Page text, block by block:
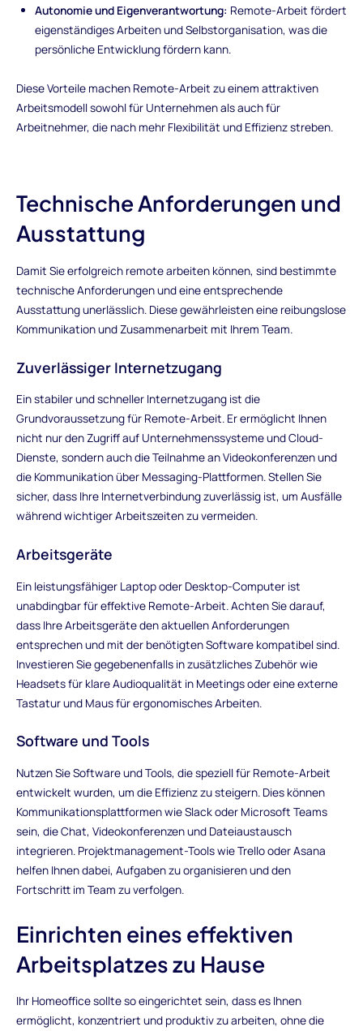
Autonomie und Eigenverantwortung: Remote-Arbeit fördert
eigenständiges Arbeiten und Selbstorganisation, was die
persönliche Entwicklung fördern kann.
Diese Vorteile machen Remote-Arbeit zu einem attraktiven
Arbeitsmodell sowohl für Unternehmen als auch für
Arbeitnehmer, die nach mehr Flexibilität und Effizienz streben.
Technische Anforderungen und
Ausstattung
Damit Sie erfolgreich remote arbeiten können, sind bestimmte
technische Anforderungen und eine entsprechende
Ausstattung unerlässlich. Diese gewährleisten eine reibungslose
Kommunikation und Zusammenarbeit mit Ihrem Team.
Zuverlässiger Internetzugang
Ein stabiler und schneller Internetzugang ist die
Grundvoraussetzung für Remote-Arbeit. Er ermöglicht Ihnen
nicht nur den Zugriff auf Unternehmenssysteme und Cloud-
Dienste, sondern auch die Teilnahme an Videokonferenzen und
die Kommunikation über Messaging-Plattformen. Stellen Sie
sicher, dass Ihre Internetverbindung zuverlässig ist, um Ausfälle
während wichtiger Arbeitszeiten zu vermeiden.
Arbeitsgeräte
Ein leistungsfähiger Laptop oder Desktop-Computer ist
unabdingbar für effektive Remote-Arbeit. Achten Sie darauf,
dass Ihre Arbeitsgeräte den aktuellen Anforderungen
entsprechen und mit der benötigten Software kompatibel sind.
Investieren Sie gegebenenfalls in zusätzliches Zubehör wie
Headsets für klare Audioqualität in Meetings oder eine externe
Tastatur und Maus für ergonomisches Arbeiten.
Software und Tools
Nutzen Sie Software und Tools, die speziell für Remote-Arbeit
entwickelt wurden, um die Effizienz zu steigern. Dies können
Kommunikationsplattformen wie Slack oder Microsoft Teams
sein, die Chat, Videokonferenzen und Dateiaustausch
integrieren. Projektmanagement-Tools wie Trello oder Asana
helfen Ihnen dabei, Aufgaben zu organisieren und den
Fortschritt im Team zu verfolgen.
Einrichten eines effektiven
Arbeitsplatzes zu Hause
Ihr Homeoffice sollte so eingerichtet sein, dass es Ihnen
ermöglicht, konzentriert und produktiv zu arbeiten, ohne die